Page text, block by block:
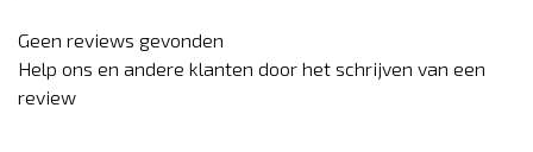
Geen reviews gevonden
Help ons en andere klanten door het schrijven van een
review